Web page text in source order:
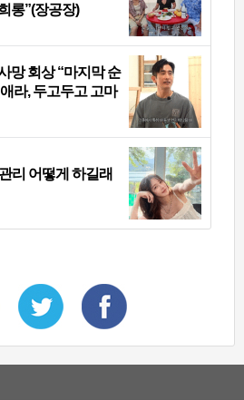
롱”(장공장)
망 회상 “마지막 순
라, 두고두고 고마
리 어떻게 하길래